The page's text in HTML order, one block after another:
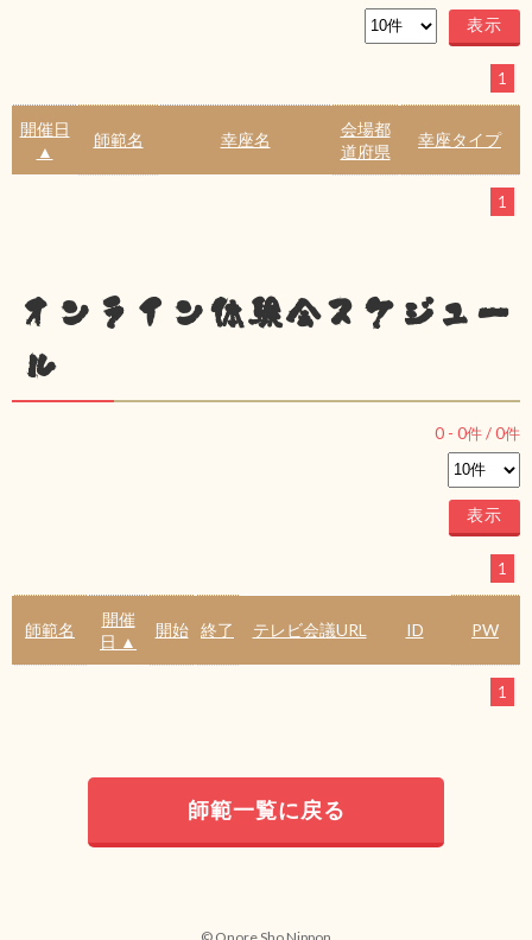
1
開催日
▲
師範名 幸座名
会場都
道府県
幸座タイプ
1
オンライン体験会スケジュー
ル
0 - 0件 /0件
1
師範名
開催
日 ▲
開始 終了 テレビ会議URL ID PW
1
師範一覧に戻る